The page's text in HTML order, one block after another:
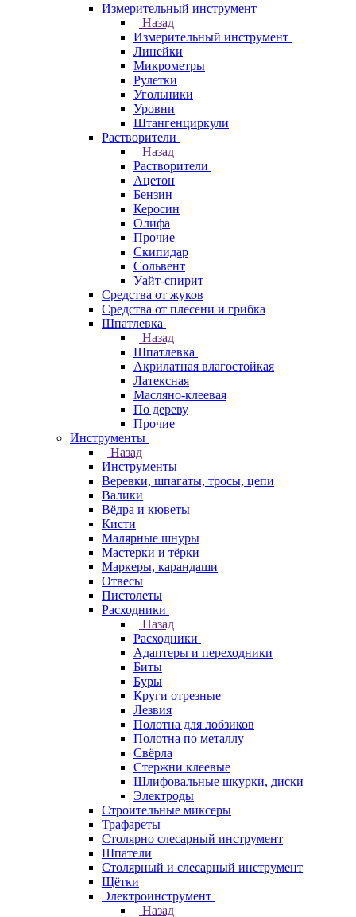
Измерительный инструмент
Назад
Измерительный инструмент
Линейки
Микрометры
Рулетки
Угольники
Уровни
Штангенциркули
Растворители
Назад
Растворители
Ацетон
Бензин
Керосин
Олифа
Прочие
Скипидар
Сольвент
Уайт-спирит
Средства от жуков
Средства от плесени и грибка
Шпатлевка
Назад
Шпатлевка
Акрилатная влагостойкая
Латексная
Масляно-клеевая
По дереву
Прочие
Инструменты
Назад
Инструменты
Веревки, шпагаты, тросы, цепи
Валики
Вёдра и кюветы
Кисти
Малярные шнуры
Мастерки и тёрки
Маркеры, карандаши
Отвесы
Пистолеты
Расходники
Назад
Расходники
Адаптеры и переходники
Биты
Буры
Круги отрезные
Лезвия
Полотна для лобзиков
Полотна по металлу
Свёрла
Стержни клеевые
Шлифовальные шкурки, диски
Электроды
Строительные миксеры
Трафареты
Столярно слесарный инструмент
Шпатели
Столярный и слесарный инструмент
Щётки
Электроинструмент
Назад